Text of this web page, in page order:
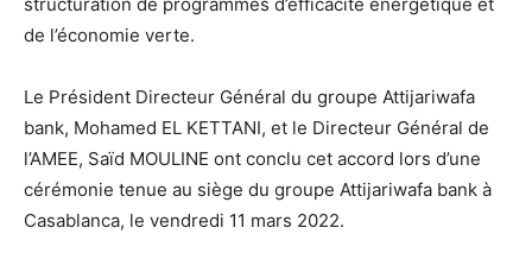
structuration de programmes d’efficacité énergétique et
de l’économie verte.
Le Président Directeur Général du groupe Attijariwafa
bank, Mohamed EL KETTANI, et le Directeur Général de
l’AMEE, Saïd MOULINE ont conclu cet accord lors d’une
cérémonie tenue au siège du groupe Attijariwafa bank à
Casablanca, le vendredi 11 mars 2022.